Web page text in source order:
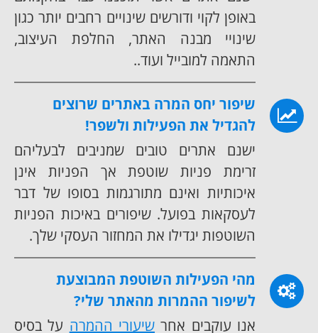
באופן לקוי ודורשים שינויים רחבים יותר כגון
שינויי מבנה האתר, החלפת העיצוב,
התאמה למובייל ועוד..
שיפור יחס המרה באתרים שרוצים
להגדיל את הפעילות ולשפר!
ישנם אתרים טובים שמניבים לבעליהם
זרימת פניות שוטפת אך הפניות אינן
איכותיות ואינם מתורגמות בסופו של דבר
לעסקאות בפועל. שיפורים באיכות הפניות
השוטפות יגדילו את המחזור העסקי שלך.
מהי הפעילות השוטפת המבוצעת
לשיפור ההמרות מהאתר שלי?
אנו עוקבים אחר שיעורי ההמרה על בסיס